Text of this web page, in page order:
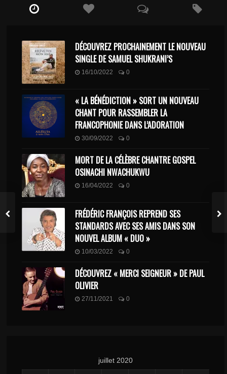
DÉCOUVREZ PROCHAINEMENT LE NOUVEAU
SINGLE DE SAMUEL SHUKRANI’S
16/10/2022 0
« LA BÉNÉDICTION » SORT UN NOUVEAU
CHANT POUR RASSEMBLER LA
FRANCOPHONIE DANS L’ADORATION
30/09/2022 0
MORT DE LA CÉLÈBRE CHANTRE GOSPEL
OSINACHI NWACHUKWU
16/04/2022 0
FRÉDÉRIC FRANÇOIS REPREND SES
STANDARDS AVEC SES AMIS DANS SON
NOUVEL ALBUM « DUO »
10/03/2022 0
DÉCOUVREZ « MERCI SEIGNEUR » DE PAUL
OLIVIER
27/11/2021 0
juillet 2020